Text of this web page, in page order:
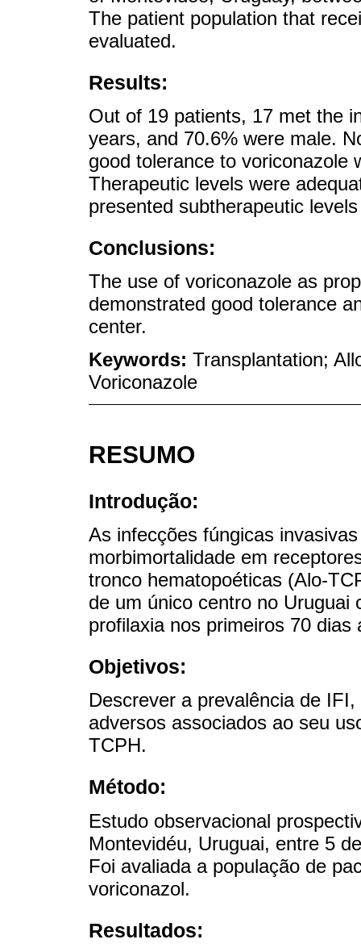
The patient population that
evaluated.
Results:
Out of 19 patients, 17 met the
years, and 70.6% were male.
good tolerance to voriconazole
Therapeutic levels were
presented subtherapeutic
Conclusions:
The use of voriconazole as
demonstrated good tolerance
center.
Keywords: Transplantation;
Voriconazole
RESUMO
Introdução:
As infecções fúngicas
morbimortalidade em
tronco hematopoéticas (Alo-
de um único centro no Uruguai
profilaxia nos primeiros 70 dias
Objetivos:
Descrever a prevalência de
adversos associados ao seu
TCPH.
Método:
Estudo observacional
Montevidéu, Uruguai, entre 5
Foi avaliada a população de
voriconazol.
Resultados: